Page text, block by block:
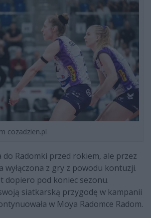
cozadzien.pl
do Radomki przed rokiem, ale przez
wyłączona z gry z powodu kontuzji.
dopiero pod koniec sezonu.
siatkarską przygodę w kampanii
w Moya Radomce Radom.